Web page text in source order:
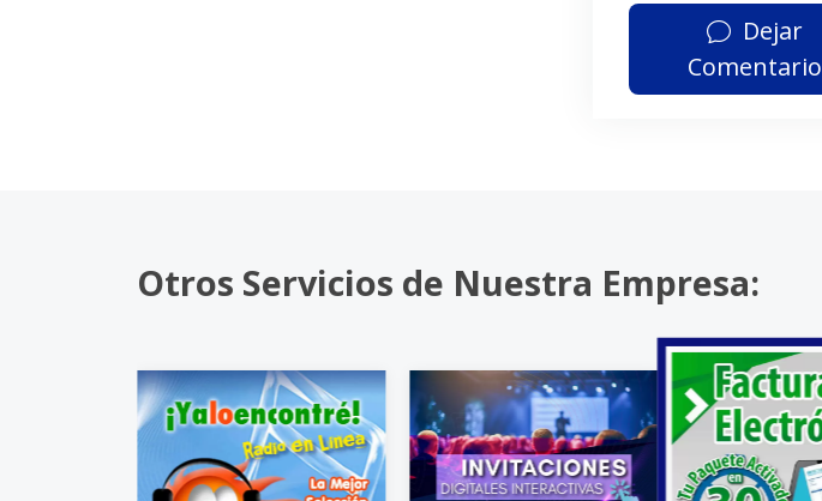
Dejar
Comentario
Otros Servicios de Nuestra Empresa: